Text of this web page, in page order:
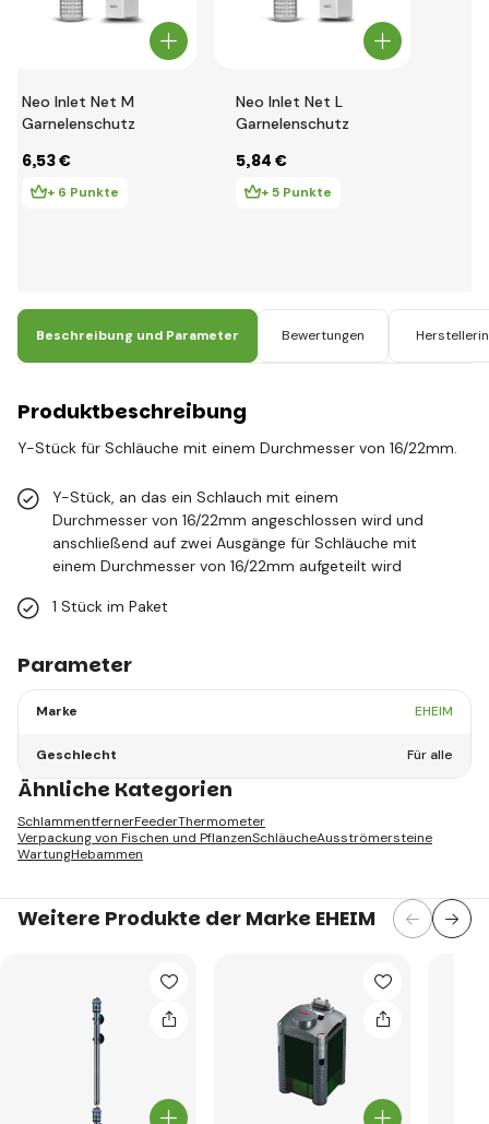
Neo Inlet Net M
Garnelenschutz
6,53 €
+ 6 Punkte
Neo Inlet Net L
Garnelenschutz
5,84 €
+ 5 Punkte
Beschreibung und Parameter Bewertungen
Produktbeschreibung
Y-Stück für Schläuche mit einem Durchmesser von 16/22mm.
Y-Stück, an das ein Schlauch mit einem
Durchmesser von 16/22mm angeschlossen wird und
anschließend auf zwei Ausgänge für Schläuche mit
einem Durchmesser von 16/22mm aufgeteilt wird
1 Stück im Paket
Parameter
Marke EHEIM
Geschlecht Für alle
Ähnliche Kategorien
SchlammentfernerFeederThermometer
Verpackung von Fischen und PflanzenSchläucheAusströmersteine
WartungHebammen
Weitere Produkte der Marke EHEIM